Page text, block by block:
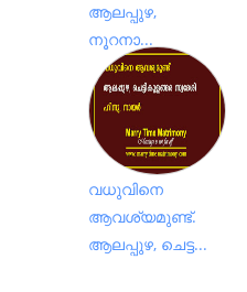
ആലപ്പുഴ,
നൂറനാ...
വധുവിനെ
ആവശ്യമുണ്ട്.
ആലപ്പുഴ, ചെട്ട...